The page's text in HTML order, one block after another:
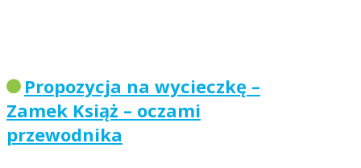
Propozycja na wycieczkę –
Zamek Książ – oczami
przewodnika